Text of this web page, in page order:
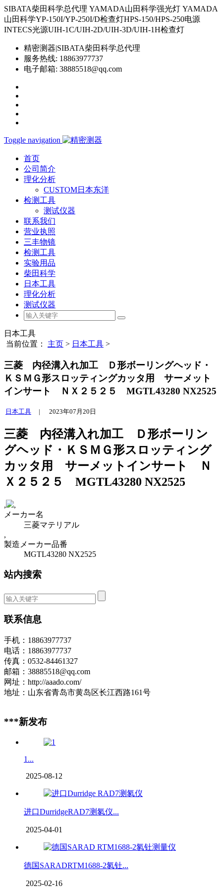
SIBATA柴田科学总代理 YAMADA山田科学强光灯 YAMADA
山田科学YP-150I/YP-250I/D检查灯HPS-150/HPS-250电源
INTECS光源UIH-1C/UIH-2D/UIH-3D/UIH-1H检查灯
精密测器|SIBATA柴田科学总代理
服务热线: 18863977737
电子邮箱: 38885518@qq.com
Toggle navigation
首页
公司简介
理化分析
CUSTOM日本东洋
检测工具
测试仪器
联系我们
营业执照
三丰物镜
检测工具
实验用品
柴田科学
日本工具
理化分析
测试仪器
日本工具
当前位置： 主页 > 日本工具 >
三菱 内径溝入れ加工 Ｄ形ボーリングヘッド・
ＫＳＭＧ形スロッティングカッタ用 サーメット
インサート ＮＸ２５２５ MGTL43280 NX2525
日本工具 | 2023年07月20日
三菱 内径溝入れ加工 Ｄ形ボーリン
グヘッド・ＫＳＭＧ形スロッティング
カッタ用 サーメットインサート Ｎ
Ｘ２５２５ MGTL43280 NX2525
,
,
メーカー名
三菱マテリアル
,
製造メーカー品番
MGTL43280 NX2525
站内搜索
联系信息
手机：18863977737
电话：18863977737
传真：0532-84461327
邮箱：38885518@qq.com
网址：http://aaado.com/
地址：山东省青岛市黄岛区长江西路161号
***新发布
1...
2025-08-12
进口DurridgeRAD7测氡仪...
2025-04-01
德国SARADRTM1688-2氡钍...
2025-02-16